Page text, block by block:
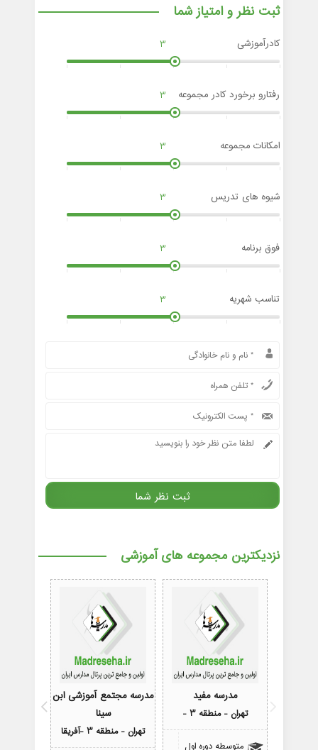
ثبت نظر و امتیاز شما
کادرآموزشی 3
رفتارو برخورد کادر مجموعه 3
امکانات مجموعه 3
شیوه های تدریس 3
فوق برنامه 3
تناسب شهریه 3
نزدیکترین مجموعه های آموزشی
مدرسه مفید
تهران - منطقه 3 -
متوسطه دوره اول
مدرسه مجتمع آموزشی ابن
سینا
تهران - منطقه 3 -آفریقا